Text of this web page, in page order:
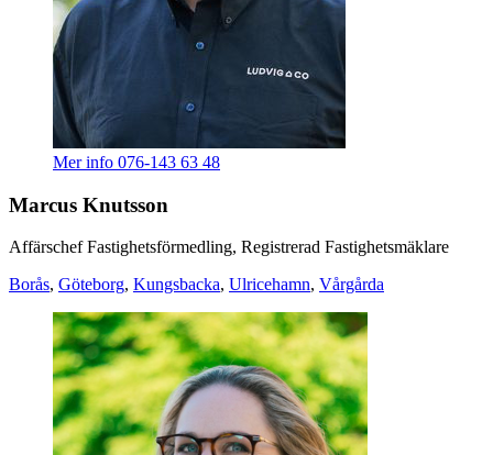
Mer info 076-143 63 48
Marcus Knutsson
Affärschef Fastighetsförmedling, Registrerad Fastighetsmäklare
Borås, Göteborg, Kungsbacka, Ulricehamn, Vårgårda